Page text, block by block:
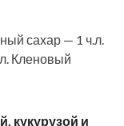
сахар — 1 ч.л.
Кленовый
кукурузой и